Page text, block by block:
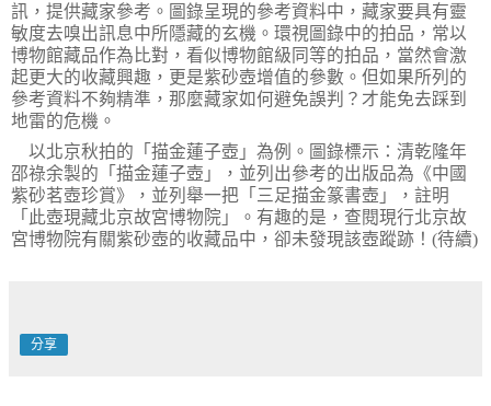
訊，提供藏家參考。圖錄呈現的參考資料中，藏家要具有靈
敏度去嗅出訊息中所隱藏的玄機。環視圖錄中的拍品，常以
博物館藏品作為比對，看似博物館級同等的拍品，當然會激
起更大的收藏興趣，更是紫砂壺增值的參數。但如果所列的
參考資料不夠精準，那麼藏家如何避免誤判？才能免去踩到
地雷的危機。
以北京秋拍的「描金蓮子壺」為例。圖錄標示：清乾隆年
邵祿余製的「描金蓮子壺」，並列出參考的出版品為《中國
紫砂茗壺珍賞》，並列舉一把「三足描金篆書壺」，註明
「此壺現藏北京故宮博物院」。有趣的是，查閱現行北京故
宮博物院有關紫砂壺的收藏品中，卻未發現該壺蹤跡！(待續)
分享